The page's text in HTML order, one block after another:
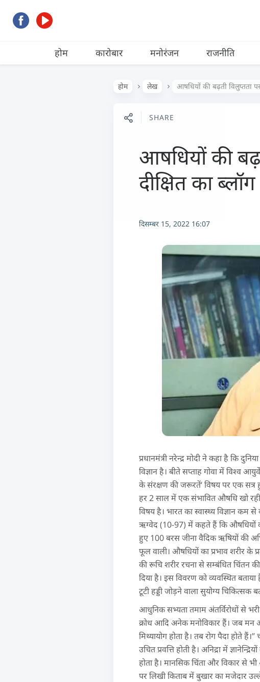
होम कारोबार मनोरंजन राजनीति
होम लेख आषधियों की बढ़ती विलुप्तता पर
SHARE
आषधियों की
दीक्षित का ब्लॉग
दिसम्बर 15, 2022 16:07
प्रधानमंत्री नरेन्द्र मोदी ने कहा है कि
विज्ञान है। बीते सप्ताह गोवा में विश्व
के संरक्षण की जरूरतें‘ विषय पर एक सत्र
हर 2 साल में एक संभावित औषधि खो रही
विषय है। भारत का स्वास्थ्य विज्ञान
ऋग्वेद (10-97) में कहते हैं कि औषधियों
हुए 100 बरस जीना वैदिक ऋषियों की
फूल वाली। औषधियों का प्रभाव शरीर के
की रूचि शरीर रचना से सम्बंधित चिंतन
दिया है। इस विवरण को व्यवस्थित
टूटी हड्डी जोड़ने वाला सुयोग्य चिकित्सक
आधुनिक सभ्यता तमाम अंतर्विरोधों से भरी
क्रोध आदि अनेक मनोविकार हैं। जब मन
मिथ्यायोग होता है। तब रोग पैदा होते
उचित प्रवत्ति होती है। अनिद्रा में
होता है। मानसिक चिंता और विकार से भी
पर लिखी किताब में बुखार का मजेदार